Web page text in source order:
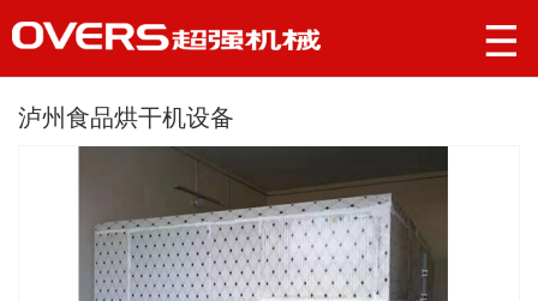
泸州食品烘干机设备